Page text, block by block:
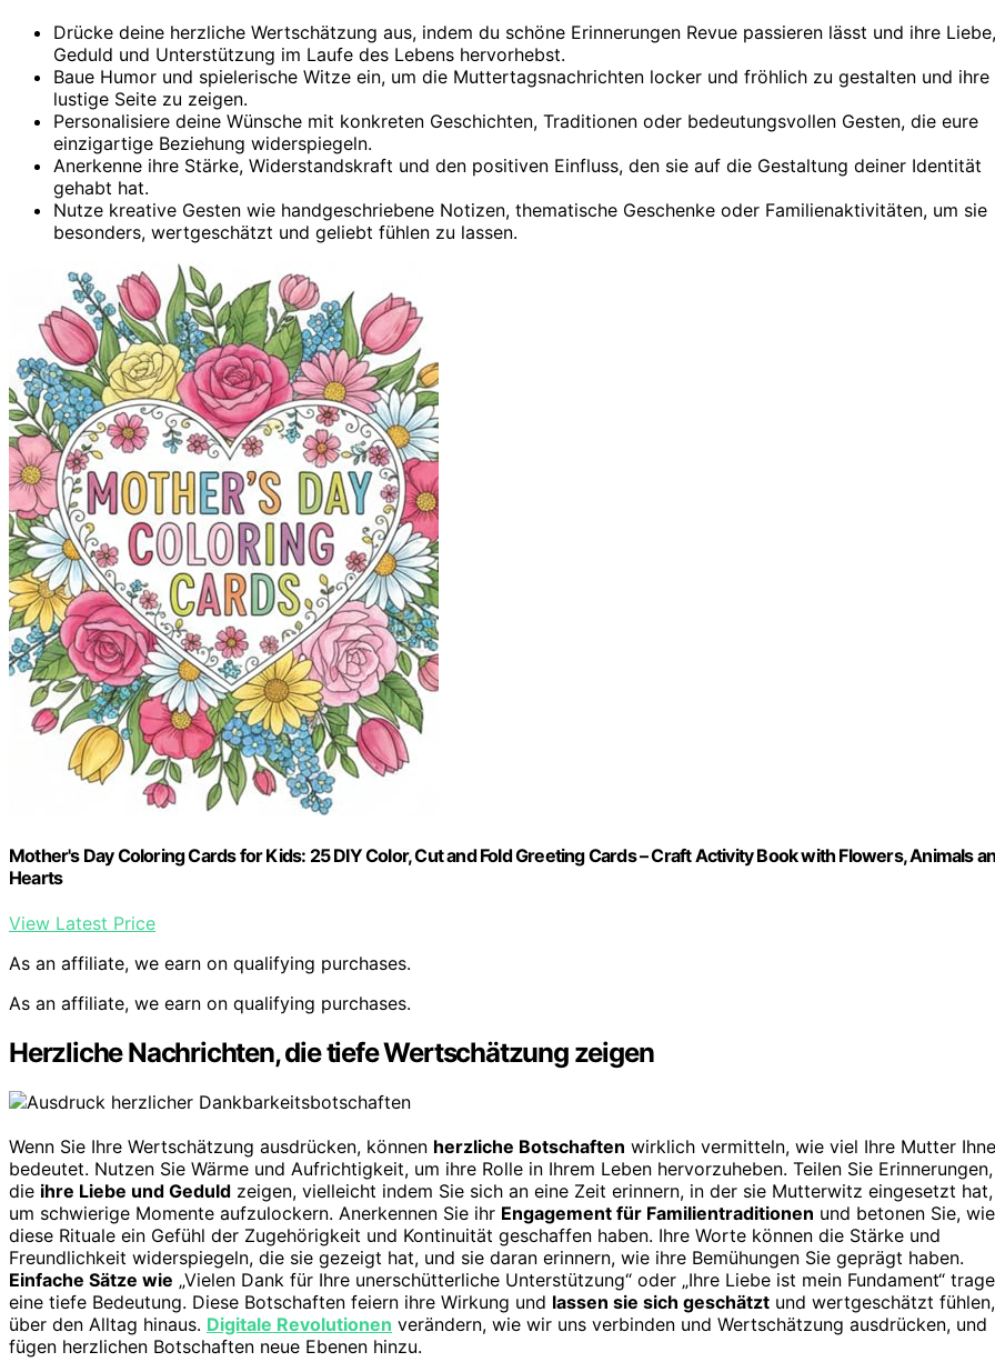
Drücke deine herzliche Wertschätzung aus, indem du schöne Erinnerungen Revue passieren lässt und ihre Liebe,
Geduld und Unterstützung im Laufe des Lebens hervorhebst.
Baue Humor und spielerische Witze ein, um die Muttertagsnachrichten locker und fröhlich zu gestalten und ihre
lustige Seite zu zeigen.
Personalisiere deine Wünsche mit konkreten Geschichten, Traditionen oder bedeutungsvollen Gesten, die eure
einzigartige Beziehung widerspiegeln.
Anerkenne ihre Stärke, Widerstandskraft und den positiven Einfluss, den sie auf die Gestaltung deiner Identität
gehabt hat.
Nutze kreative Gesten wie handgeschriebene Notizen, thematische Geschenke oder Familienaktivitäten, um sie
besonders, wertgeschätzt und geliebt fühlen zu lassen.
Mother's Day Coloring Cards for Kids: 25 DIY Color, Cut and Fold Greeting Cards – Craft Activity Book with Flowers, Animals
Hearts
View Latest Price
As an affiliate, we earn on qualifying purchases.
As an affiliate, we earn on qualifying purchases.
Herzliche Nachrichten, die tiefe Wertschätzung zeigen
Wenn Sie Ihre Wertschätzung ausdrücken, können herzliche Botschaften wirklich vermitteln, wie viel Ihre Mutter
bedeutet. Nutzen Sie Wärme und Aufrichtigkeit, um ihre Rolle in Ihrem Leben hervorzuheben. Teilen Sie Erinnerungen,
die ihre Liebe und Geduld zeigen, vielleicht indem Sie sich an eine Zeit erinnern, in der sie Mutterwitz eingesetzt hat,
um schwierige Momente aufzulockern. Anerkennen Sie ihr Engagement für Familientraditionen und betonen Sie, wie
diese Rituale ein Gefühl der Zugehörigkeit und Kontinuität geschaffen haben. Ihre Worte können die Stärke und
Freundlichkeit widerspiegeln, die sie gezeigt hat, und sie daran erinnern, wie ihre Bemühungen Sie geprägt haben.
Einfache Sätze wie „Vielen Dank für Ihre unerschütterliche Unterstützung“ oder „Ihre Liebe ist mein Fundament“
eine tiefe Bedeutung. Diese Botschaften feiern ihre Wirkung und lassen sie sich geschätzt und wertgeschätzt fühlen,
über den Alltag hinaus. Digitale Revolutionen verändern, wie wir uns verbinden und Wertschätzung ausdrücken, und
fügen herzlichen Botschaften neue Ebenen hinzu.